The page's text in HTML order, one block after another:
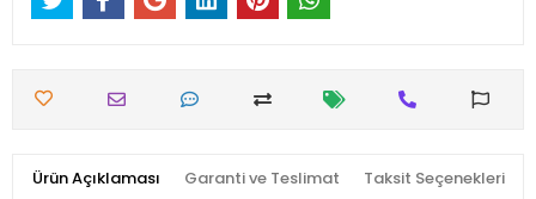
Ürün Açıklaması Garanti ve Teslimat Taksit Seçenekleri